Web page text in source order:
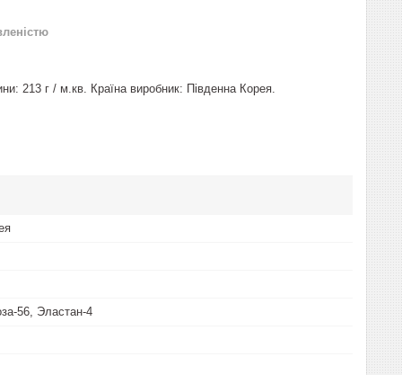
213 г / м.кв. Країна виробник: Південна Корея.
56, Эластан-4